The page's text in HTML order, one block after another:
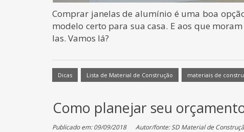
Comprar janelas de alumínio é uma boa
modelo certo para sua casa. E aos que
las. Vamos lá?
Dicas Lista de Material de Construção materiais de
Como planejar seu
Publicado em: 09/09/2018 Autor/fonte: SD Material de